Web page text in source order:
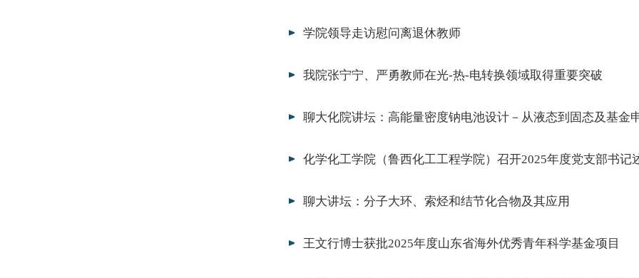
学院领导走访慰问离退休教师
我院张宁宁、严勇教师在光-热-电转换领域取得重要突破
聊大化院讲坛：高能量密度钠电池设计－从液态到固态及基金
化学化工学院（鲁西化工工程学院）召开2025年度党支部书记
聊大讲坛：分子大环、索烃和结节化合物及其应用
王文行博士获批2025年度山东省海外优秀青年科学基金项目